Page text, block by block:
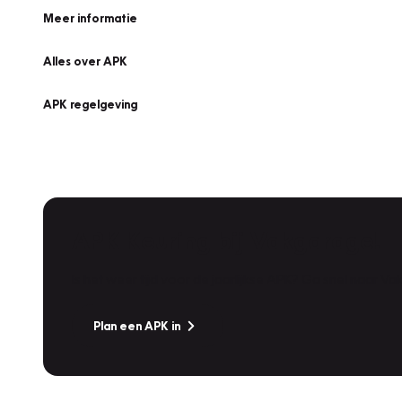
Meer informatie
Alles over APK
APK regelgeving
Plan een APK in